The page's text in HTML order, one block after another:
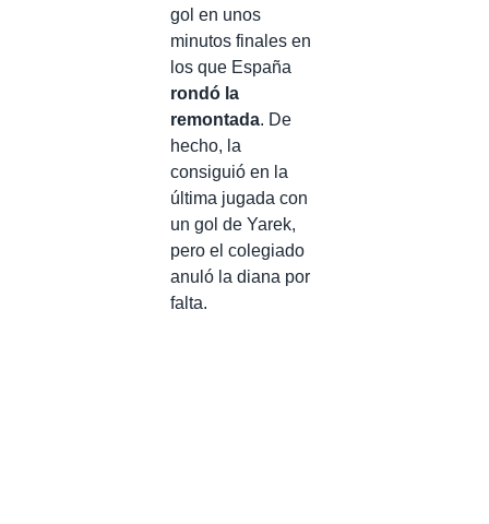
gol en unos
minutos finales en
los que España
rondó la
remontada. De
hecho, la
consiguió en la
última jugada con
un gol de Yarek,
pero el colegiado
anuló la diana por
falta.